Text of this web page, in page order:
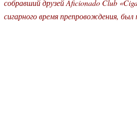
собравший друзей Aficionado Club
сигарного время препровождения, был